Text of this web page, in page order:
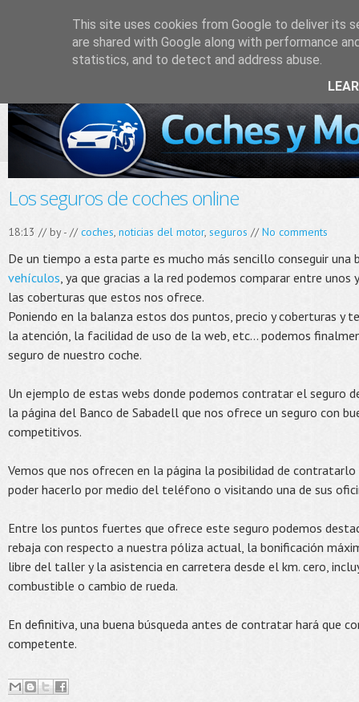
Los seguros de coches online
18:13 // by- //coches, noticias del motor, seguros //No comments
De un tiempo a esta parte es mucho más sencillo conseguir
vehículos, ya que gracias a la red podemos comparar entre
las coberturas que estos nos ofrece.
Poniendo en la balanza estos dos puntos, precio y coberturas y
la atención, la facilidad de uso de la web, etc... podemos
seguro de nuestro coche.
Un ejemplo de estas webs donde podemos contratar el seguro
la página del Banco de Sabadell que nos ofrece un seguro con
competitivos.
Vemos que nos ofrecen en la página la posibilidad de
poder hacerlo por medio del teléfono o visitando una de sus
Entre los puntos fuertes que ofrece este seguro podemos
rebaja con respecto a nuestra póliza actual, la bonificación
libre del taller y la asistencia en carretera desde el km. cero,
combustible o cambio de rueda.
En definitiva, una buena búsqueda antes de contratar hará que
competente.
This site uses cookies from Google to deliver its
are shared with Google along with performance
statistics, and to detect and address abuse.